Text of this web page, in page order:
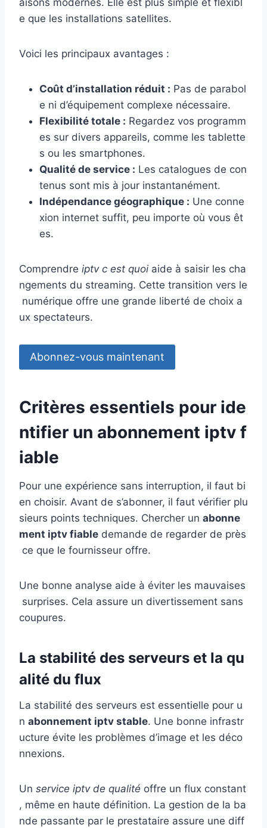
e que les installations satellites.
Voici les principaux avantages :
Coût d’installation réduit : Pas de parabol
e ni d’équipement complexe nécessaire.
Flexibilité totale : Regardez vos programm
es sur divers appareils, comme les tablette
s ou les smartphones.
Qualité de service : Les catalogues de con
tenus sont mis à jour instantanément.
Indépendance géographique : Une conne
xion internet suffit, peu importe où vous êt
es.
Comprendre iptv c est quoi aide à saisir les cha
ngements du streaming. Cette transition vers le
numérique offre une grande liberté de choix a
ux spectateurs.
Abonnez-vous maintenant
Critères essentiels pour ide
ntifier un abonnement iptv f
iable
Pour une expérience sans interruption, il faut bi
en choisir. Avant de s’abonner, il faut vérifier plu
sieurs points techniques. Chercher un abonne
ment iptv fiable demande de regarder de près
ce que le fournisseur offre.
Une bonne analyse aide à éviter les mauvaises
surprises. Cela assure un divertissement sans
coupures.
La stabilité des serveurs et la qu
alité du flux
La stabilité des serveurs est essentielle pour u
n abonnement iptv stable. Une bonne infrastr
ucture évite les problèmes d’image et les déco
nnexions.
Un service iptv de qualité offre un flux constant
, même en haute définition. La gestion de la ba
nde passante par le prestataire assure une diff